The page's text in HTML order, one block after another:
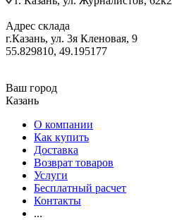
Адрес склада
г.Казань, ул. 3я Кленовая, 9
55.829810, 49.195177
Ваш город
Казань
О компании
Как купить
Доставка
Возврат товаров
Услуги
Бесплатный расчет
Контакты
...